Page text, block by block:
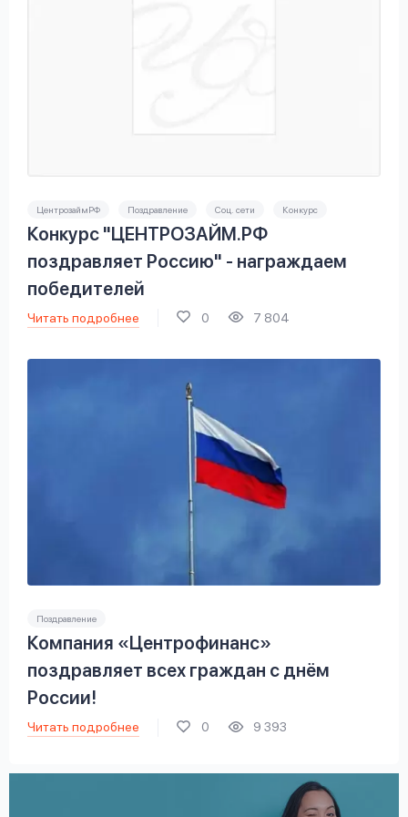
ЦентрозаймРФ Поздравление Соц. сети Конкурс
Конкурс "ЦЕНТРОЗАЙМ.РФ
поздравляет Россию" - награждаем
победителей
Читать подробнее 0 7 804
Поздравление
Компания «Центрофинанс»
поздравляет всех граждан с днём
России!
Читать подробнее 0 9 393